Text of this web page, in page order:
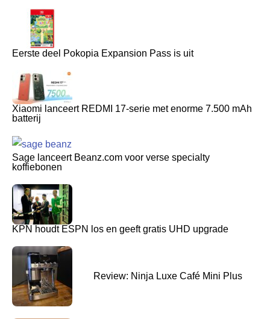
Eerste deel Pokopia Expansion Pass is uit
Xiaomi lanceert REDMI 17-serie met enorme 7.500 mAh
batterij
Sage lanceert Beanz.com voor verse specialty
koffiebonen
KPN houdt ESPN los en geeft gratis UHD upgrade
Review: Ninja Luxe Café Mini Plus